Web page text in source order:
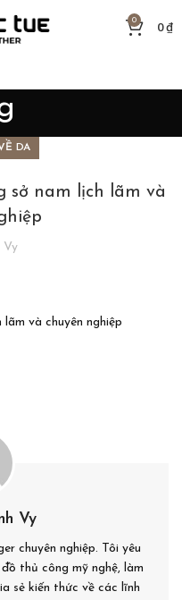
0 0₫
DA
sở nam lịch lãm và
Vy
và chuyên nghiệp
Vy
chuyên nghiệp. Tôi yêu
thủ công mỹ nghệ, làm
sẻ kiến thức về các lĩnh